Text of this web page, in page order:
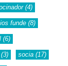
(4)
funde (8)
(6)
(3) socia (17)